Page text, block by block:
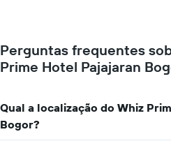
quarto
numa
quarto
a
da
semana
O
gráfico
Perguntas frequentes
Prime Hotel Pajajaran
Qual a localização do Whiz
Bogor?